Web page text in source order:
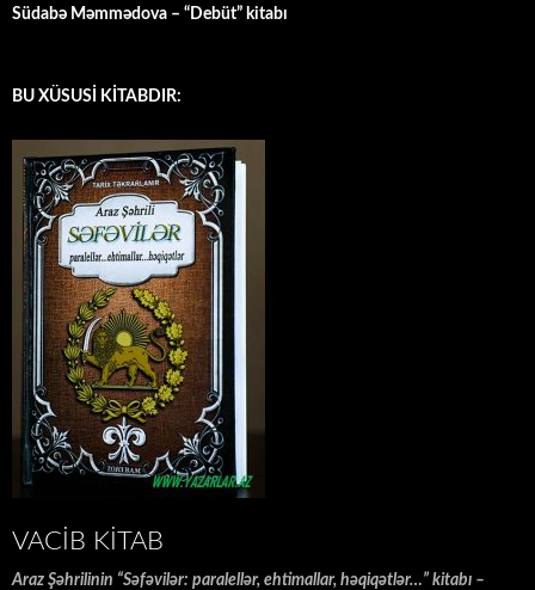
Südabə Məmmədova – “Debüt” kitabı
BU XÜSUSİ KİTABDIR:
VACIB KITAB
Araz Şəhrilinin “Səfəvilər: paralellər, ehtimallar, həqiqətlər…” kitabı –